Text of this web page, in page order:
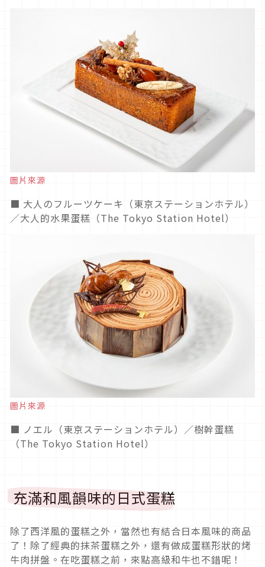
圖片來源
■ 大人のフルーツケーキ（東京ステーションホテル）
／大人的水果蛋糕（The Tokyo Station Hotel）
圖片來源
■ ノエル（東京ステーションホテル）／樹幹蛋糕
（The Tokyo Station Hotel）
充滿和風韻味的日式蛋糕
除了西洋風的蛋糕之外，當然也有結合日本風味的商品
了！除了經典的抹茶蛋糕之外，還有做成蛋糕形狀的烤
牛肉拼盤。在吃蛋糕之前，來點高級和牛也不錯呢！